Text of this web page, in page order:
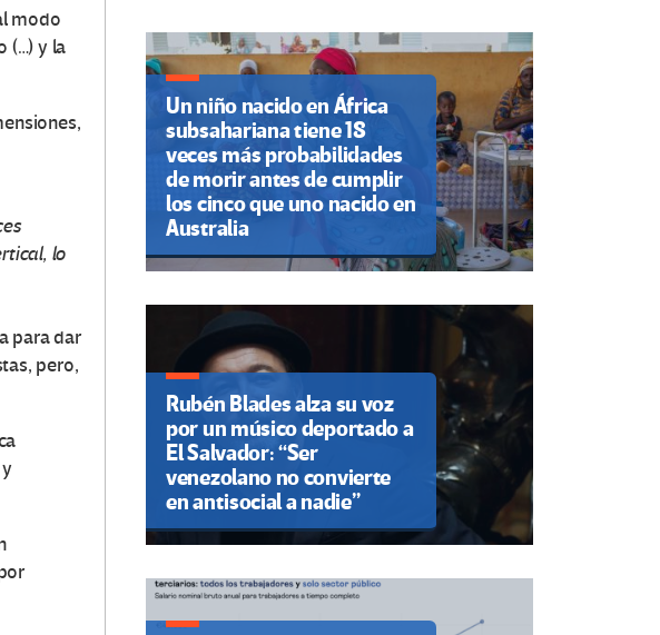
modo
(…) y la
lo
para dar
pero,
Un niño nacido en África
subsahariana tiene 18
veces más probabilidades
de morir antes de cumplir
los cinco que uno nacido en
Australia
Rubén Blades alza su voz
por un músico deportado a
El Salvador: “Ser
venezolano no convierte
en antisocial a nadie”